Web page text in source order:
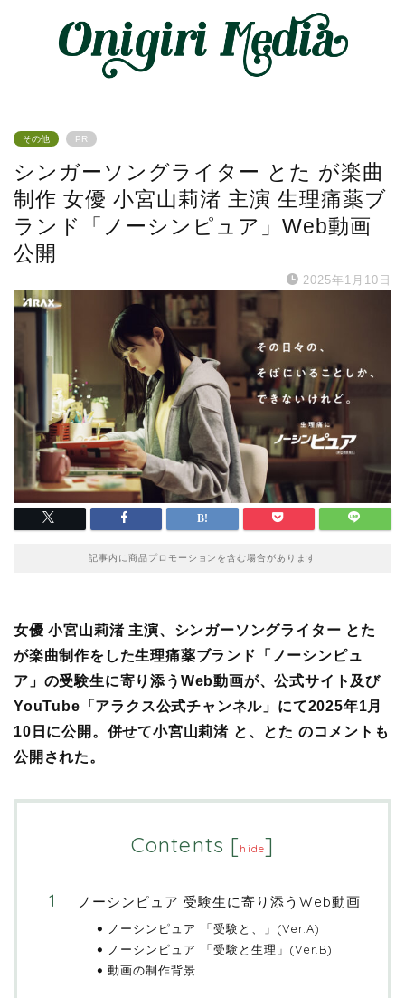
その他 PR
シンガーソングライター とた が楽曲
制作 女優 小宮山莉渚 主演 生理痛薬ブ
ランド「ノーシンピュア」Web動画
公開
2025年1月10日
記事内に商品プロモーションを含む場合があります
女優 小宮山莉渚 主演、シンガーソングライター とた
が楽曲制作をした生理痛薬ブランド「ノーシンピュ
ア」の受験生に寄り添う Web動画が、公式サイト及び
YouTube「アラクス公式チャンネル」にて2025年1月
10日に公開。併せて小宮山莉渚 と、とた のコメントも
公開された。
Contents [hide]
ノーシンピュア 受験生に寄り添うWeb動画
ノーシンピュア 「受験と、」(Ver.A)
ノーシンピュア 「受験と生理」(Ver.B)
動画の制作背景